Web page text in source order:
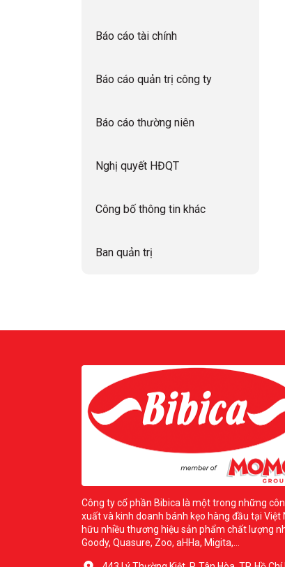
Báo cáo tài chính
Báo cáo quản trị công ty
Báo cáo thường niên
Nghị quyết HĐQT
Công bố thông tin khác
Ban quản trị
Công ty cổ phần Bibica là một trong những
xuất và kinh doanh bánh kẹo hàng đầu tại Việt
hữu nhiều thương hiệu sản phẩm chất lượng
Goody, Quasure, Zoo, aHHa, Migita,...